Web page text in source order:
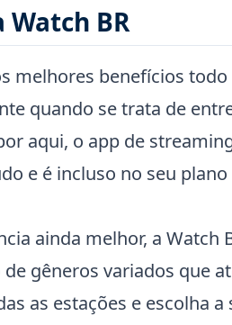
Watch BR
melhores benefícios
quando se trata de
aqui, o app de
e é incluso no seu
ainda melhor, a Watch
de gêneros variados que
as estações e escolha a